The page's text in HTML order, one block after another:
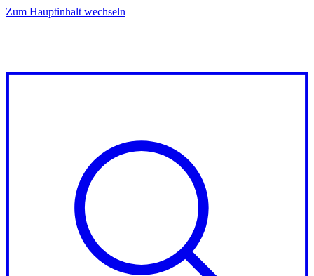
Zum Hauptinhalt wechseln